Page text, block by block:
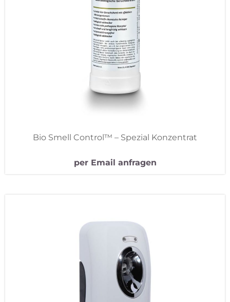
Bio Smell Control™ – Spezial Konzentrat
per Email anfragen